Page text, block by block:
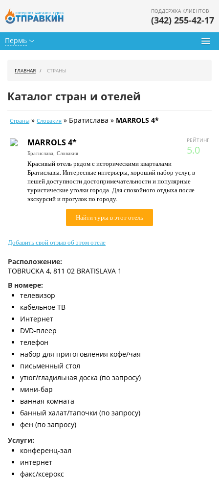
Пермь
ПОДДЕРЖКА КЛИЕНТОВ
(342) 255-42-17
Календарь туров
Цены дня
Страны
Как купить
ГЛАВНАЯ СТРАНЫ
Каталог стран и отелей
Страны » Словакия » Братислава » MARROLS 4*
РЕЙТИНГ
5.0
MARROLS 4*
Братислава, Словакия
Красивый отель рядом с историческими кварталами
Братиславы. Интересные интерьеры, хороший набор услуг, в
пешей доступности достопримечательности и популярные
туристические уголки города. Для спокойного отдыха после
экскурсий и прогулок по городу.
Найти туры в этот отель
Добавить свой отзыв об этом отеле
Расположение:
TOBRUCKA 4, 811 02 BRATISLAVA 1
В номере:
телевизор
кабельное ТВ
Интернет
DVD-плеер
телефон
набор для приготовления кофе/чая
письменный стол
утюг/гладильная доска (по запросу)
мини-бар
ванная комната
банный халат/тапочки (по запросу)
фен (по запросу)
Услуги:
конференц-зал
интернет
факс/ксерокс